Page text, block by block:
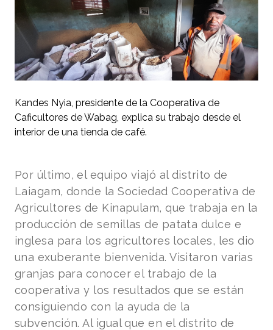
Kandes Nyia, presidente de la Cooperativa de
Caficultores de Wabag, explica su trabajo desde el
interior de una tienda de café.
Por último, el equipo viajó al distrito de
Laiagam, donde la Sociedad Cooperativa de
Agricultores de Kinapulam, que trabaja en la
producción de semillas de patata dulce e
inglesa para los agricultores locales, les dio
una exuberante bienvenida. Visitaron varias
granjas para conocer el trabajo de la
cooperativa y los resultados que se están
consiguiendo con la ayuda de la
subvención. Al igual que en el distrito de